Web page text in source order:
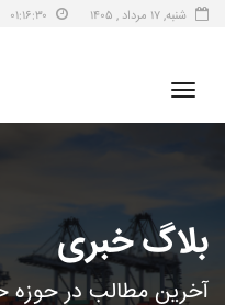
شنبه, ۱۷ مرداد , ۱۴۰۵
بلاگ خبری
آخرین مطالب در حوزه